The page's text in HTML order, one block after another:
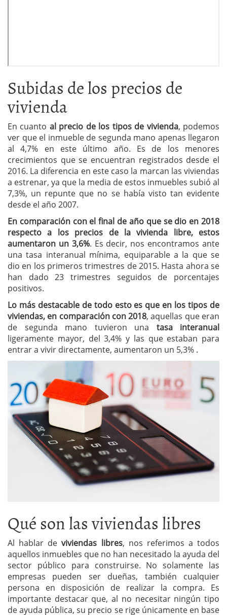
Subidas de los precios de
vivienda
En cuanto al precio de los tipos de vivienda, podemos
ver que el inmueble de segunda mano apenas llegaron
al 4,7% en este último año. Es de los menores
crecimientos que se encuentran registrados desde el
2016. La diferencia en este caso la marcan las viviendas
a estrenar, ya que la media de estos inmuebles subió al
7,3%, un repunte que no se había visto tan evidente
desde el año 2007.
En comparación con el final de año que se dio en 2018
respecto a los precios de la vivienda libre, estos
aumentaron un 3,6%. Es decir, nos encontramos ante
una tasa interanual mínima, equiparable a la que se
dio en los primeros trimestres de 2015. Hasta ahora se
han dado 23 trimestres seguidos de porcentajes
positivos.
Lo más destacable de todo esto es que en los tipos de
viviendas, en comparación con 2018, aquellas que eran
de segunda mano tuvieron una tasa interanual
ligeramente mayor, del 3,4% y las que estaban para
entrar a vivir directamente, aumentaron un 5,3% .
Qué son las viviendas libres
Al hablar deviviendas libres, nos referimos a todos
aquellos inmuebles que no han necesitado la ayuda del
sector público para construirse. No solamente las
empresas pueden ser dueñas, también cualquier
persona en disposición de realizar la compra. Es
importante destacar que, al no necesitar ningún tipo
de ayuda pública, su precio se rige únicamente en base